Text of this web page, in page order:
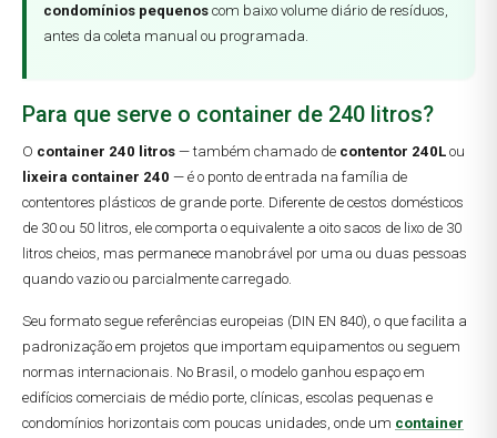
condomínios pequenos com baixo volume diário de resíduos,
antes da coleta manual ou programada.
Para que serve o container de 240 litros?
O container 240 litros — também chamado de contentor 240L ou
lixeira container 240 — é o ponto de entrada na família de
contentores plásticos de grande porte. Diferente de cestos domésticos
de 30 ou 50 litros, ele comporta o equivalente a oito sacos de lixo de 30
litros cheios, mas permanece manobrável por uma ou duas pessoas
quando vazio ou parcialmente carregado.
Seu formato segue referências europeias (DIN EN 840), o que facilita a
padronização em projetos que importam equipamentos ou seguem
normas internacionais. No Brasil, o modelo ganhou espaço em
edifícios comerciais de médio porte, clínicas, escolas pequenas e
condomínios horizontais com poucas unidades, onde um container